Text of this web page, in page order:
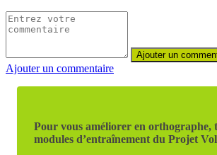
Ajouter un commentaire
Pour vous améliorer en orthographe,
modules d’entraînement du Projet